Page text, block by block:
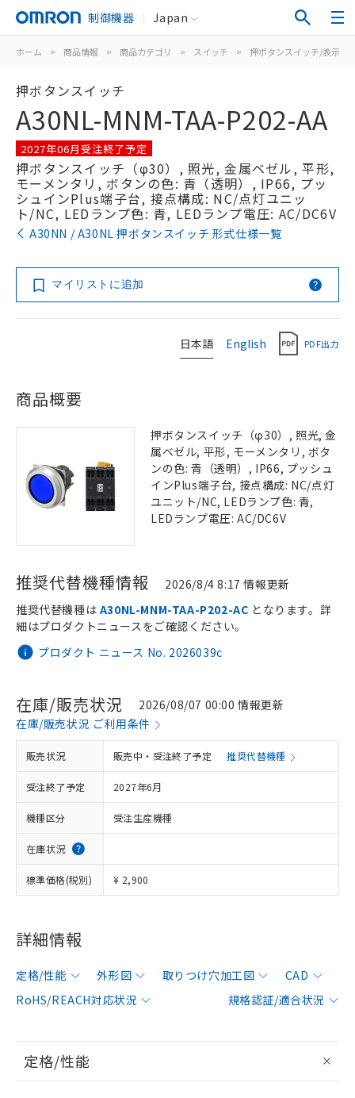
制御機器 Japan
ホーム > 商品情報 > 商品カテゴリ > スイッチ > 押ボタンスイッチ/表示灯
押ボタンスイッチ
A30NL-MNM-TAA-P202-AA
2027年06月受注終了予定
押ボタンスイッチ（φ30）, 照光, 金属ベゼル, 平形,
モーメンタリ, ボタンの色: 青（透明）, IP66, プッ
シュインPlus端子台, 接点構成: NC/点灯ユニッ
ト/NC, LEDランプ色: 青, LEDランプ電圧: AC/DC6V
A30NN / A30NL 押ボタンスイッチ 形式仕様一覧
マイリストに追加
日本語 English PDF出力
商品概要
押ボタンスイッチ（φ30）, 照光, 金
属ベゼル, 平形, モーメンタリ, ボタ
ンの色: 青（透明）, IP66, プッシュ
インPlus端子台, 接点構成: NC/点灯
ユニット/NC, LEDランプ色: 青,
LEDランプ電圧: AC/DC6V
推奨代替機種情報 2026/8/4 8:17 情報更新
プロダクト ニュース No. 2026039c
推奨代替機種は A30NL-MNM-TAA-P202-AC となります。詳
細はプロダクトニュースをご確認ください。
在庫/販売状況
2026/08/07 00:00 情報更新
在庫/販売状況 ご利用条件
販売状況 販売中・受注終了予定 推奨代替機種
受注終了予定 2027年6月
機種区分 受注生産機種
在庫状況
標準価格(税別) ¥ 2,900
詳細情報
定格/性能 外形図 取りつけ穴加工図
CAD
RoHS/REACH対応状況
規格認証/適合状況
定格/性能